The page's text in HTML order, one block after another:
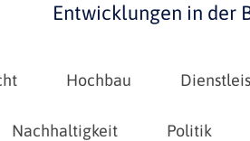
Bremen
Niedersachsen
Entwicklungen in der
Hochbau
Nachhaltigkeit Politik